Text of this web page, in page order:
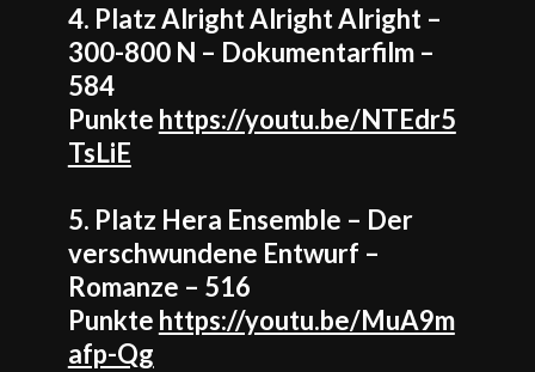
4. Platz Alright Alright Alright –
300-800 N – Dokumentarfilm –
584
Punkte https://youtu.be/NTEdr5
TsLiE
5. Platz Hera Ensemble – Der
verschwundene Entwurf –
Romanze – 516
Punkte https://youtu.be/MuA9m
afp-Qg